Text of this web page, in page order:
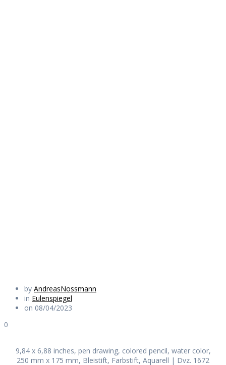
by AndreasNossmann
in Eulenspiegel
on 08/04/2023
0
9,84 x 6,88 inches, pen drawing, colored pencil, water color,
250 mm x 175 mm, Bleistift, Farbstift, Aquarell | Dvz. 1672